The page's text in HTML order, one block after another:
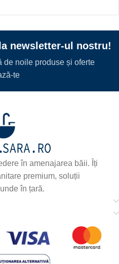
newsletter-ul nostru!
de noile produse și oferte
te
în amenajarea băii. Îți
premium, soluții
în țară.